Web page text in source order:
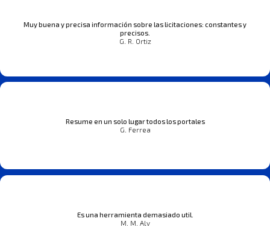
Muy buena y precisa información sobre las licitaciones: constantes y
precisos.
G. R. Ortiz
Resume en un solo lugar todos los portales
G. Ferrea
Es una herramienta demasiado util.
M. M. Alv